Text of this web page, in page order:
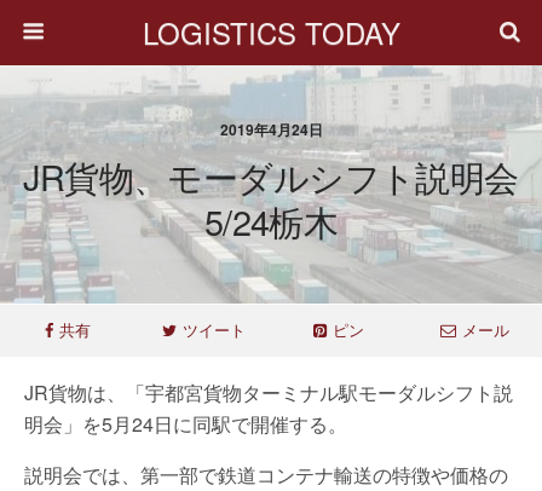
LOGISTICS TODAY
2019年4月24日
JR貨物、モーダルシフト説明会
5/24栃木
共有 ツイート ピン メール
JR貨物は、「宇都宮貨物ターミナル駅モーダルシフト説
明会」を5月24日に同駅で開催する。
説明会では、第一部で鉄道コンテナ輸送の特徴や価格の